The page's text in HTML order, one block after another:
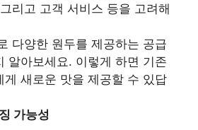
리고 고객 서비스 등을 고려해
다양한 원두를 제공하는 공급
알아보세요. 이렇게 하면 기존
게 새로운 맛을 제공할 수 있답
가능성